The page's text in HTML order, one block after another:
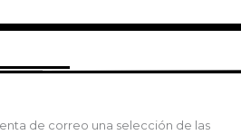
de correo una selección de las